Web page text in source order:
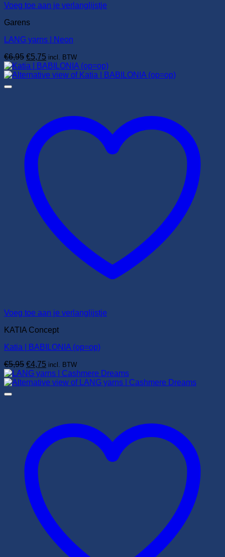
Voeg toe aan je verlanglijstje
Garens
LANG yarns | Neon
€6,95 Oorspronkelijke
prijs
was:
€5,75 Huidige
prijs
is:
incl. BTW
Voeg toe aan je verlanglijstje
KATIA Concept
Katia | BABILONIA (op=op)
€5,95 Oorspronkelijke
prijs
was:
€4,75 Huidige
prijs
is:
incl. BTW